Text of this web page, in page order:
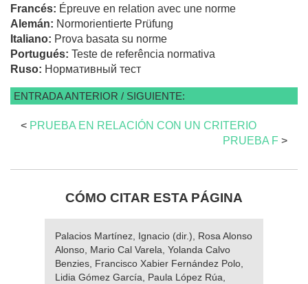
Francés: Épreuve en relation avec une norme
Alemán: Normorientierte Prüfung
Italiano: Prova basata su norme
Portugués: Teste de referência normativa
Ruso: Нормативный тест
ENTRADA ANTERIOR / SIGUIENTE:
< PRUEBA EN RELACIÓN CON UN CRITERIO
PRUEBA F >
CÓMO CITAR ESTA PÁGINA
Palacios Martínez, Ignacio (dir.), Rosa Alonso
Alonso, Mario Cal Varela, Yolanda Calvo
Benzies, Francisco Xabier Fernández Polo,
Lidia Gómez García, Paula López Rúa,